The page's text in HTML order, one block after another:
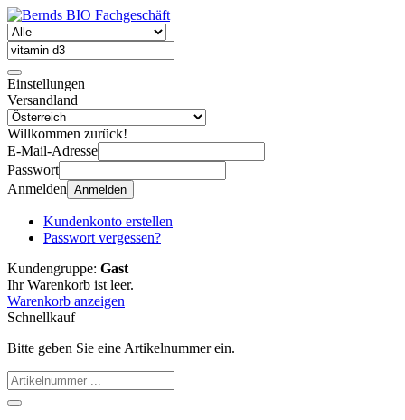
Einstellungen
Versandland
Willkommen zurück!
E-Mail-Adresse
Passwort
Anmelden Anmelden
Kundenkonto erstellen
Passwort vergessen?
Kundengruppe: Gast
Ihr Warenkorb ist leer.
Warenkorb anzeigen
Schnellkauf
Bitte geben Sie eine Artikelnummer ein.